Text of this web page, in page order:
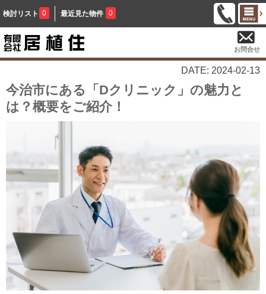
検討リスト 0 最近見た物件 0
お問合せ
DATE: 2024-02-13
今治市にある「Dクリニック」の魅力と
は？概要をご紹介！